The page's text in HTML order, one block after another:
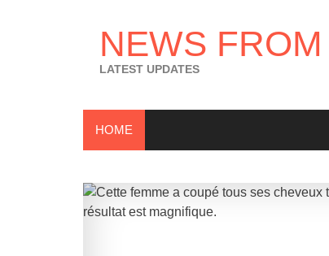
NEWS
LATEST UPDATES
HOME